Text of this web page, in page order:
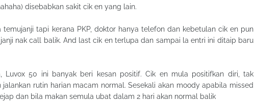
disebabkan sakit cik en yang lain.
tapi kerana PKP, doktor hanya telefon dan kebetulan cik en pun
nak call balik. And last cik en terlupa dan sampai la entri ini ditaip baru
Luvox 50 ini banyak beri kesan positif. Cik en mula positifkan diri, tak
rutin harian macam normal. Sesekali akan moody apabila missed
dan bila makan semula ubat dalam 2 hari akan normal balik